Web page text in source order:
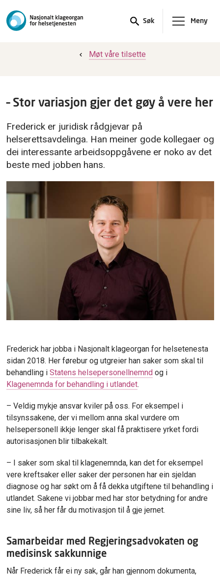
Søk Meny
Møt våre tilsette
– Stor variasjon gjer det gøy å vere her
Frederick er juridisk rådgjevar på
helserettsavdelinga. Han meiner gode kollegaer og
dei interessante arbeidsoppgåvene er noko av det
beste med jobben hans.
Frederick har jobba i Nasjonalt klageorgan for helsetenesta
sidan 2018. Herførebur og utgreier han saker som skal til
behandling i Statens helsepersonellnemndog i
Klagenemnda for behandling i utlandet.
– Veldig mykje ansvar kviler på oss. For eksempel i
tilsynssakene, der vi mellom anna skal vurdere om
helsepersonell ikkje lenger skal få praktisere yrket fordi
autorisasjonen blir tilbakekalt.
– I saker som skal til klagenemnda, kan det for eksempel
vere kreftsaker eller saker der personen har ein sjeldan
diagnose og har søkt om å få dekka utgiftene til behandling i
utlandet. Sakene vi jobbar med har stor betydning for andre
sine liv, så her får du motivasjon til å gje jernet.
Samarbeidar med Regjeringsadvokaten og
medisinsk sakkunnige
Når Frederick får ei ny sak, går han gjennom dokumenta,